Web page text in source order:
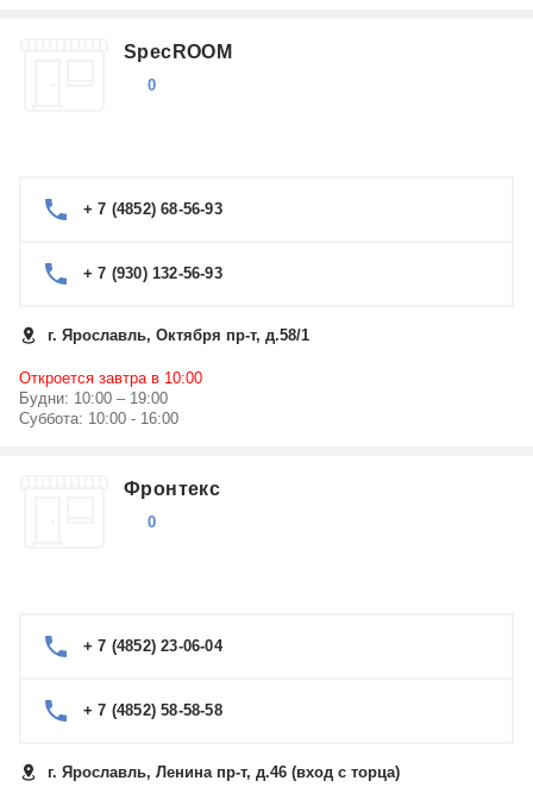
SpecROOM
0
+ 7 (4852) 68-56-93
+ 7 (930) 132-56-93
г. Ярославль, Октября пр-т, д.58/1
Откроется завтра в 10:00
Будни: 10:00 – 19:00
Суббота: 10:00 - 16:00
Фронтекс
0
+ 7 (4852) 23-06-04
+ 7 (4852) 58-58-58
г. Ярославль, Ленина пр-т, д.46 (вход с торца)